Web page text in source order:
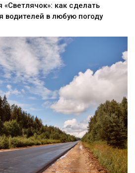
как сделать
в любую погоду